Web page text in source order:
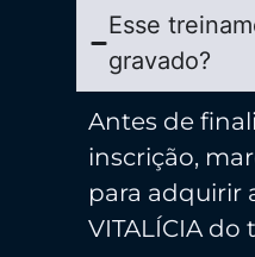
Esse
gravado?
Antes de
inscrição,
para adquirir
VITALÍCIA